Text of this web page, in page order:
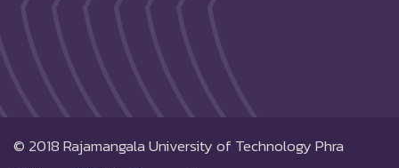
© 2018Rajamangala University of Technology Phra